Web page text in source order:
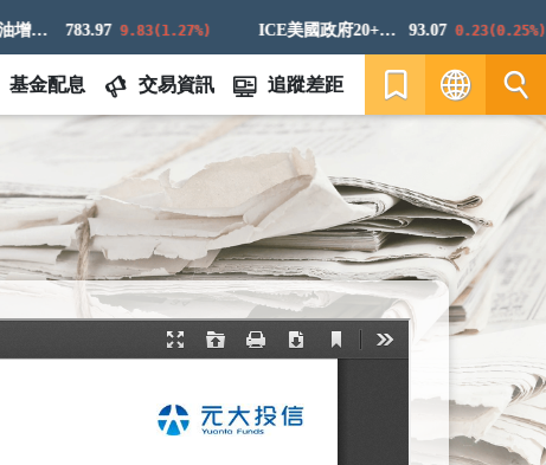
標普高盛原油增強超額回報指數 783.97 9.83(1.27%) ICE美國政府20+年期債券指數 93.07 0.23(0.25%)
基金配息 交易資訊 追蹤差距
EN